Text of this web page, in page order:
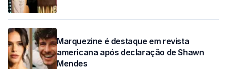
Marquezine é destaque em revista
americana após declaração de Shawn
Mendes